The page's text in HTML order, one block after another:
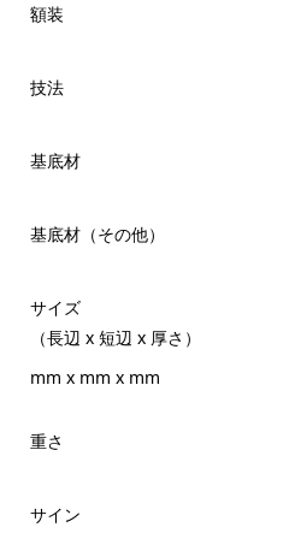
額装
技法
基底材
基底材（その他）
サイズ
（長辺 x 短辺 x 厚さ）
mm x mm x mm
重さ
サイン